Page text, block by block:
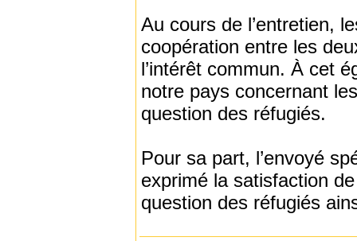
Au cours de l’entretien,
coopération entre les
l’intérêt commun. À cet
notre pays concernant
question des réfugiés.
Pour sa part, l’envoyé
exprimé la satisfaction
question des réfugiés